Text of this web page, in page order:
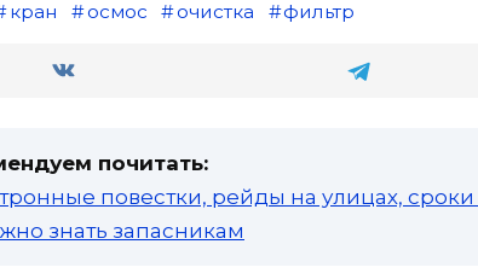
кран осмос очистка фильтр
почитать:
повестки, рейды на улицах,
знать запасникам